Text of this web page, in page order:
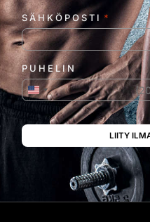
SÄHKÖPOSTI *
PUHELIN
Yhdysvallat +1